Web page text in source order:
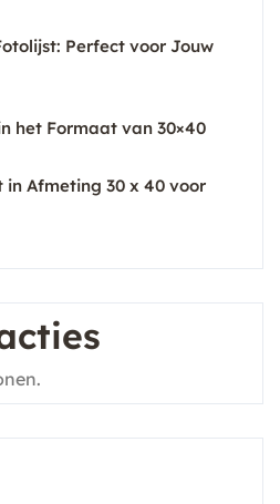
Perfect voor Jouw
het Formaat van 30×40
in Afmeting 30 x 40 voor